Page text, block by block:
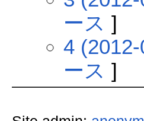
ース ]
4
ース ]